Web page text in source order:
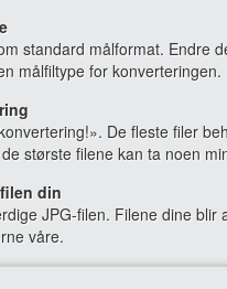
standard målformat. Endre
målfiltype for konverteringen.
De fleste filer
største filene kan ta noen
din
JPG-filen. Filene dine blir
våre.